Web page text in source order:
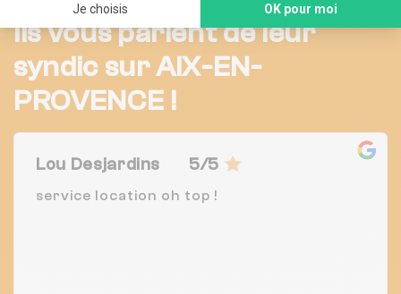
Je choisis OK pour moi
Ils vous parlent de leur
syndic sur AIX-EN-
PROVENCE !
Lou Desjardins 5/5
service location oh top !